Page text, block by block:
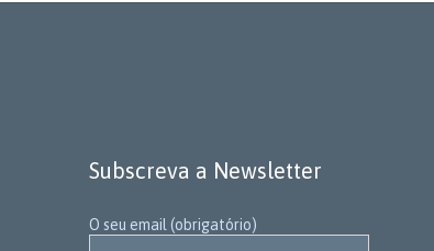
Subscreva a Newsletter
O seu email (obrigatório)